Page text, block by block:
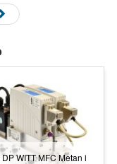
WITT MFC Metan i